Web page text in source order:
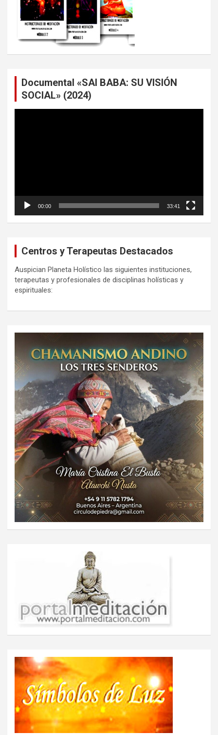
Documental «SAI BABA: SU VISIÓN
SOCIAL» (2024)
00:00 33:41
Centros y Terapeutas Destacados
Auspician Planeta Holístico las siguientes instituciones,
terapeutas y profesionales de disciplinas holísticas y
espirituales: